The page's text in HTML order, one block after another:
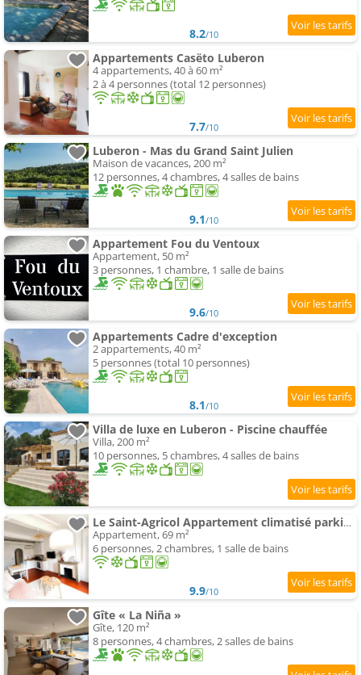
8.2/10
Appartements Casëto Luberon
4 appartements, 40 à 60 m²
2 à 4 personnes (total 12 personnes)
7.7/10
Luberon - Mas du Grand Saint Julien
Maison de vacances, 200 m²
12 personnes, 4 chambres, 4 salles de bains
9.1/10
Appartement Fou du Ventoux
Appartement, 50 m²
3 personnes, 1 chambre, 1 salle de bains
9.6/10
Appartements Cadre d'exception
2 appartements, 40 m²
5 personnes (total 10 personnes)
8.1/10
Villa de luxe en Luberon - Piscine chauffée
Villa, 200 m²
10 personnes, 5 chambres, 4 salles de bains
Le Saint-Agricol Appartement climatisé parking gratuit surveillé
Appartement, 69 m²
6 personnes, 2 chambres, 1 salle de bains
9.9/10
Gîte « La Niña »
Gîte, 120 m²
8 personnes, 4 chambres, 2 salles de bains